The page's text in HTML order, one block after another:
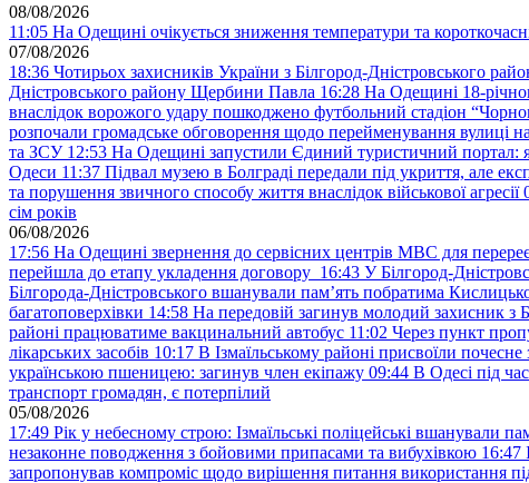
08/08/2026
11:05 На Одещині очікується зниження температури та
07/08/2026
18:36 Чотирьох захисників України з Білгород-Дністровського
Дністровського району Щербини Павла 16:28 На Одещині 18-
внаслідок ворожого удару пошкоджено футбольний стадіон
розпочали громадське обговорення щодо перейменування вулиці
та ЗСУ 12:53 На Одещині запустили Єдиний туристичний портал:
Одеси 11:37 Підвал музею в Болграді передали під укриття, але
та порушення звичного способу життя внаслідок військової агресії
сім років
06/08/2026
17:56 На Одещині звернення до сервісних центрів МВС для
перейшла до етапу укладення договору 16:43 У Білгород-
Білгорода-Дністровського вшанували пам’ять побратима
багатоповерхівки 14:58 На передовій загинув молодий захисник
районі працюватиме вакцинальний автобус 11:02 Через пункт
лікарських засобів 10:17 В Ізмаїльському районі присвоїли
українською пшеницею: загинув член екіпажу 09:44 В Одесі під
транспорт громадян, є потерпілий
05/08/2026
17:49 Рік у небесному строю: Ізмаїльські поліцейські вшанували
незаконне поводження з бойовими припасами та вибухівкою 16:47
запропонував компроміс щодо вирішення питання використання